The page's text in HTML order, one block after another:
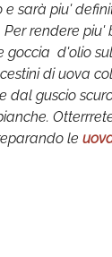
sarà piu'
rendere piu'
goccia d'olio
di uova
dal guscio
le